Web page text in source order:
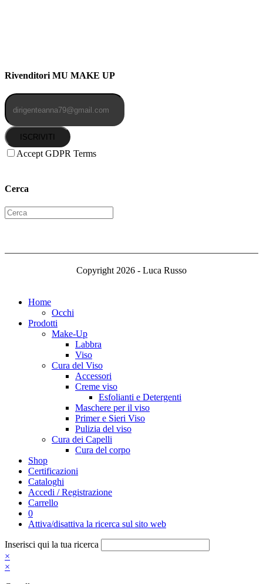
Rivenditori MU MAKE UP
ISCRIVITI
Accept GDPR Terms
Cerca
Copyright 2026 - Luca Russo
Home
Occhi
Prodotti
Make-Up
Labbra
Viso
Cura del Viso
Accessori
Creme viso
Esfolianti e Detergenti
Maschere per il viso
Primer e Sieri Viso
Pulizia del viso
Cura dei Capelli
Cura del corpo
Shop
Certificazioni
Cataloghi
Accedi / Registrazione
Carrello
0
Attiva/disattiva la ricerca sul sito web
Inserisci qui la tua ricerca
×
×